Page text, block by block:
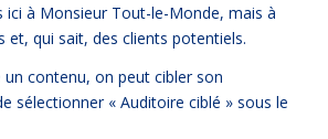
ici à Monsieur Tout-le-Monde, mais à
et, qui sait, des clients potentiels.
un contenu, on peut cibler son
sélectionner « Auditoire ciblé » sous le